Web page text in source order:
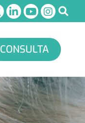
CONSULTA